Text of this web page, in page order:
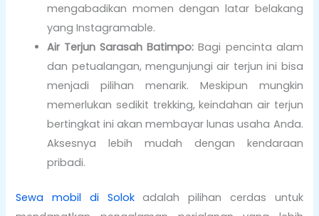
mengabadikan momen dengan latar belakang
yang Instagramable.
Air Terjun Sarasah Batimpo: Bagi pencinta alam
dan petualangan, mengunjungi air terjun ini bisa
menjadi pilihan menarik. Meskipun mungkin
memerlukan sedikit trekking, keindahan air terjun
bertingkat ini akan membayar lunas usaha Anda.
Aksesnya lebih mudah dengan kendaraan
pribadi.
Sewa mobil di Solokadalah pilihan cerdas untuk